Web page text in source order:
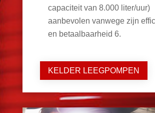
capaciteit van 8.000 liter/uur)
aanbevolen vanwege zijn
en betaalbaarheid 6.
KELDER LEEGPOMPEN